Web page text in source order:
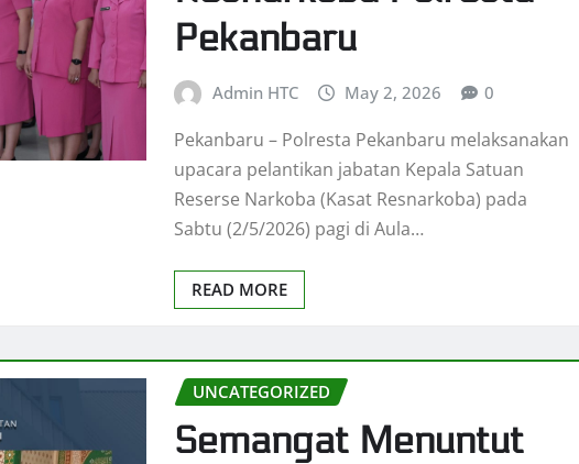
Pekanbaru
Admin HTC May 2, 2026 0
Pekanbaru – Polresta Pekanbaru melaksanakan
upacara pelantikan jabatan Kepala Satuan
Reserse Narkoba (Kasat Resnarkoba) pada
Sabtu (2/5/2026) pagi di Aula…
READ MORE
UNCATEGORIZED
Semangat Menuntut